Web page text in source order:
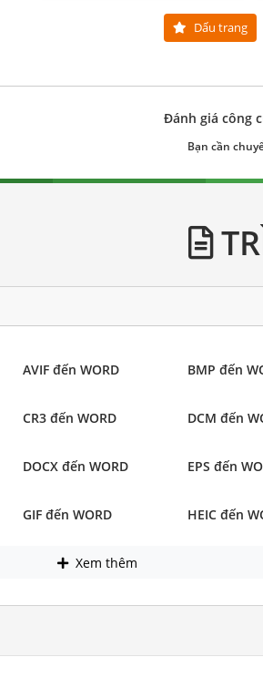
Dấu trang
Đánh giá công
Bạn cần
AVIF đến WORD BMP đến
CR3 đến WORD DCM đến
DOCX đến WORD EPS đến
GIF đến WORD HEIC đến
Xem thêm